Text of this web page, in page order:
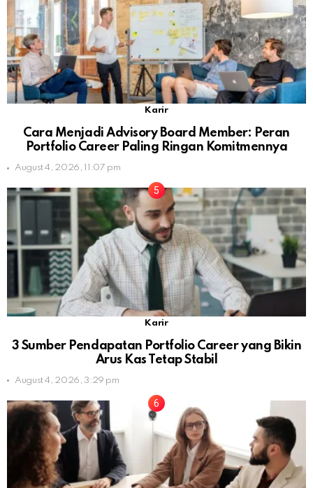
Karir
Cara Menjadi Advisory Board Member: Peran
Portfolio Career Paling Ringan Komitmennya
August 4, 2026, 11:07 pm
Karir
3 Sumber Pendapatan Portfolio Career yang Bikin
Arus Kas Tetap Stabil
August 4, 2026, 3:29 pm